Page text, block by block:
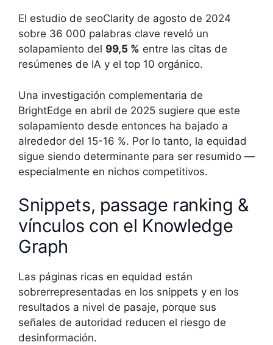
El estudio de seoClarity de agosto de 2024
sobre 36 000 palabras clave reveló un
solapamiento del 99,5 % entre las citas de
resúmenes de IA y el top 10 orgánico.
Una investigación complementaria de
BrightEdge en abril de 2025 sugiere que este
solapamiento desde entonces ha bajado a
alrededor del 15-16 %. Por lo tanto, la equidad
sigue siendo determinante para ser resumido —
especialmente en nichos competitivos.
Snippets, passage ranking &
vínculos con el Knowledge
Graph
Las páginas ricas en equidad están
sobrerrepresentadas en los snippets y en los
resultados a nivel de pasaje, porque sus
señales de autoridad reducen el riesgo de
desinformación.